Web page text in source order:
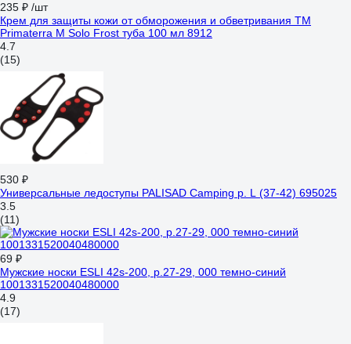
235 ₽ /шт
Крем для защиты кожи от обморожения и обветривания TM
Primaterra M Solo Frost туба 100 мл 8912
4.7
(15)
530 ₽
Универсальные ледоступы PALISAD Camping р. L (37-42) 695025
3.5
(11)
69 ₽
Мужские носки ESLI 42s-200, р.27-29, 000 темно-синий
1001331520040480000
4.9
(17)